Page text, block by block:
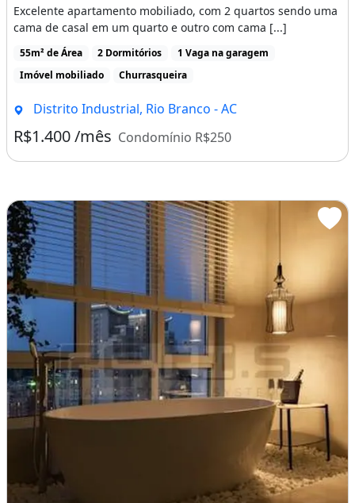
Excelente apartamento mobiliado, com 2 quartos sendo uma
cama de casal em um quarto e outro com cama [...]
55m² de Área 2 Dormitórios
1 Vaga na garagem
Imóvel mobiliado
Churrasqueira
Distrito Industrial, Rio Branco - AC
R$1.400 /mês Condomínio R$250